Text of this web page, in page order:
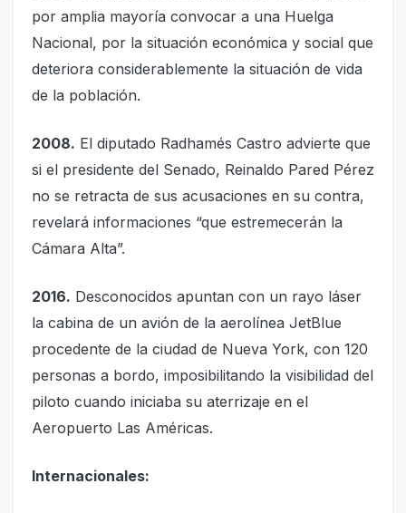
por amplia mayoría convocar a una Huelga
Nacional, por la situación económica y social que
deteriora considerablemente la situación de vida
de la población.
2008. El diputado Radhamés Castro advierte que
si el presidente del Senado, Reinaldo Pared Pérez
no se retracta de sus acusaciones en su contra,
revelará informaciones “que estremecerán la
Cámara Alta”.
2016. Desconocidos apuntan con un rayo láser
la cabina de un avión de la aerolínea JetBlue
procedente de la ciudad de Nueva York, con 120
personas a bordo, imposibilitando la visibilidad del
piloto cuando iniciaba su aterrizaje en el
Aeropuerto Las Américas.
Internacionales: